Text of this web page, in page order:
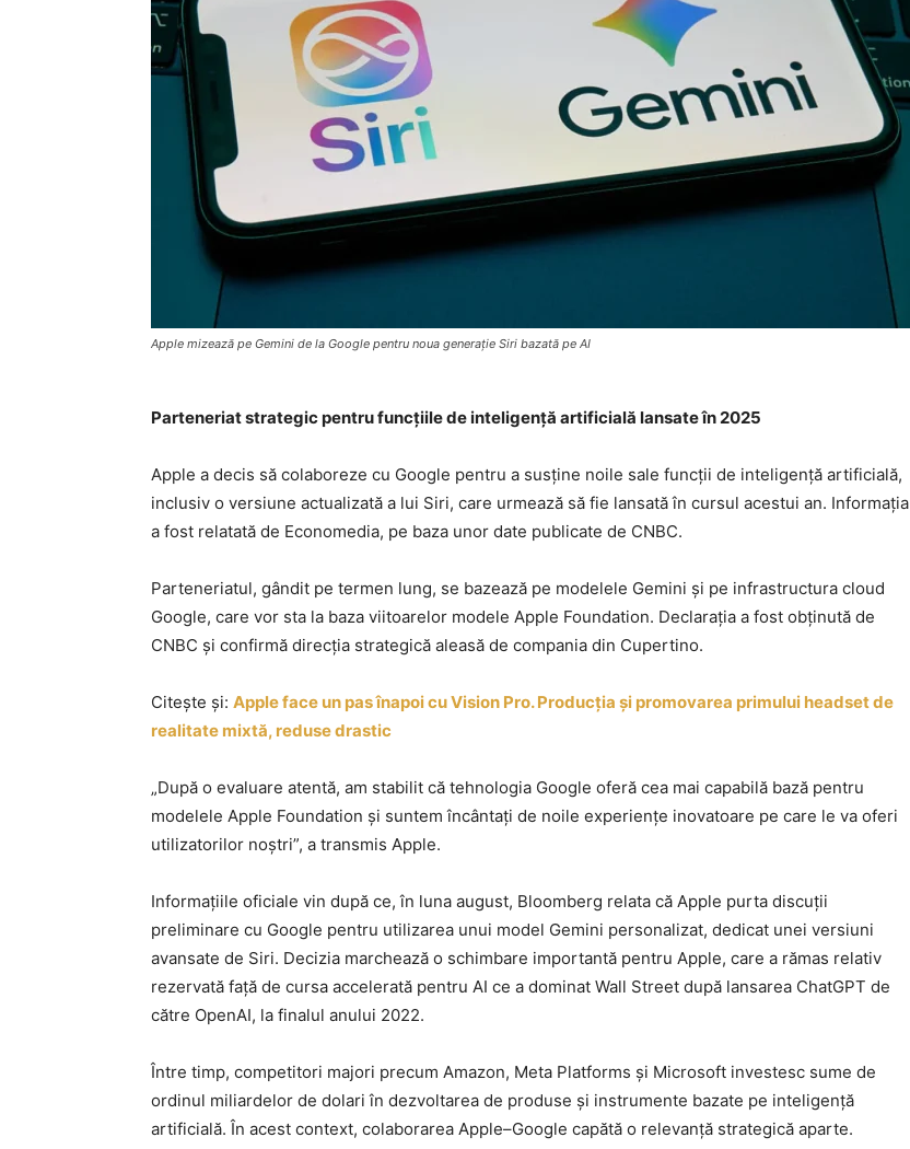
Apple mizează pe Gemini de la Google pentru noua generație Siri bazată pe AI
Parteneriat strategic pentru funcțiile de inteligență artificială lansate în 2025
Apple a decis să colaboreze cu Google pentru a susține noile sale funcții de inteligență artificială,
inclusiv o versiune actualizată a lui Siri, care urmează să fie lansată în cursul acestui an. Informația
a fost relatată de Economedia, pe baza unor date publicate de CNBC.
Parteneriatul, gândit pe termen lung, se bazează pe modelele Gemini și pe infrastructura cloud
Google, care vor sta la baza viitoarelor modele Apple Foundation. Declarația a fost obținută de
CNBC și confirmă direcția strategică aleasă de compania din Cupertino.
Citește și: Apple face un pas înapoi cu Vision Pro. Producția și promovarea primului headset de
realitate mixtă, reduse drastic
„După o evaluare atentă, am stabilit că tehnologia Google oferă cea mai capabilă bază pentru
modelele Apple Foundation și suntem încântați de noile experiențe inovatoare pe care le va oferi
utilizatorilor noștri”, a transmis Apple.
Informațiile oficiale vin după ce, în luna august, Bloomberg relata că Apple purta discuții
preliminare cu Google pentru utilizarea unui model Gemini personalizat, dedicat unei versiuni
avansate de Siri. Decizia marchează o schimbare importantă pentru Apple, care a rămas relativ
rezervată față de cursa accelerată pentru AI ce a dominat Wall Street după lansarea ChatGPT de
către OpenAI, la finalul anului 2022.
Între timp, competitori majori precum Amazon, Meta Platforms și Microsoft investesc sume de
ordinul miliardelor de dolari în dezvoltarea de produse și instrumente bazate pe inteligență
artificială. În acest context, colaborarea Apple–Google capătă o relevanță strategică aparte.